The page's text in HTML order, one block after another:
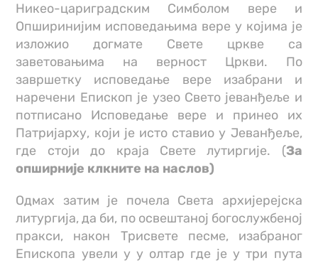
Никео-цариградским Симболом вере и
Опширинијим исповедањима вере у којима је
изложио догмате Свете цркве са
заветовањима на верност Цркви. По
завршетку исповедање вере изабрани и
наречени Епископ је узео Свето јеванђеље и
потписано Исповедање вере и принео их
Патријарху, који је исто ставио у Јеванђеље,
где стоји до краја Свете лутиргије. (За
опширније клкните на наслов)
Одмах затим је почела Света архијерејска
литургија, да би, по освештаној богослужбеној
пракси, након Трисвете песме, изабраног
Епископа увели у у олтар где је у три пута